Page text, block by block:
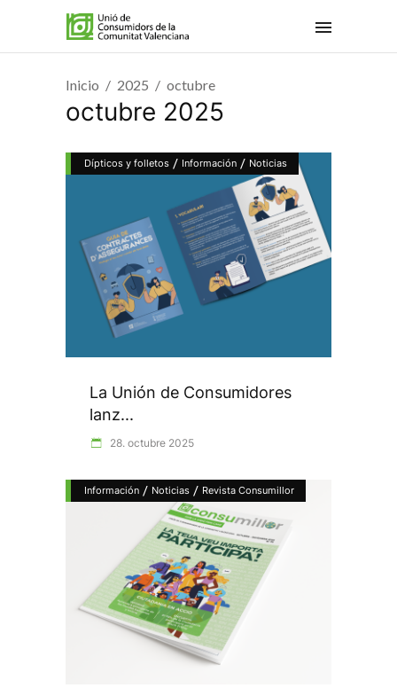
Inicio 2025 octubre
octubre 2025
Dípticos y folletos / Información / Noticias
La Unión de Consumidores
lanz...
28. octubre 2025
Información / Noticias / Revista Consumillor